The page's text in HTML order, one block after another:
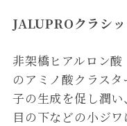
JALUPROクラシ
非架橋ヒアルロン
のアミノ酸クラス
子の生成を促し潤い
目の下などの小ジワ